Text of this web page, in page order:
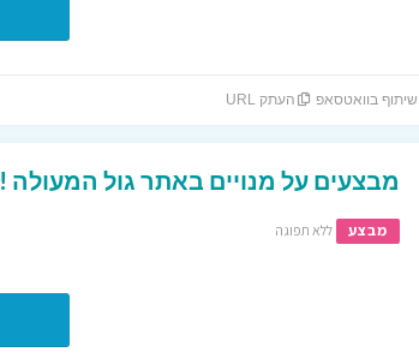
שיתוף בוואטסאפ העתק URL
מבצעים על מנויים באתר גול המעולה !
מבצע ללא תפוגה